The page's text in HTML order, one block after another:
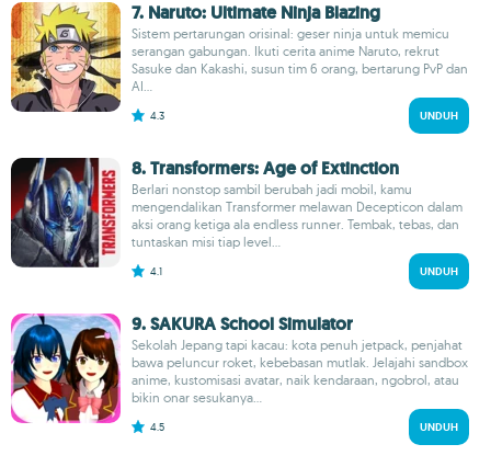
7. Naruto: Ultimate Ninja Blazing
Sistem pertarungan orisinal: geser ninja untuk memicu
serangan gabungan. Ikuti cerita anime Naruto, rekrut
Sasuke dan Kakashi, susun tim 6 orang, bertarung PvP dan
AI...
4.3 UNDUH
8. Transformers: Age of Extinction
Berlari nonstop sambil berubah jadi mobil, kamu
mengendalikan Transformer melawan Decepticon dalam
aksi orang ketiga ala endless runner. Tembak, tebas, dan
tuntaskan misi tiap level...
4.1 UNDUH
9. SAKURA School Simulator
Sekolah Jepang tapi kacau: kota penuh jetpack, penjahat
bawa peluncur roket, kebebasan mutlak. Jelajahi sandbox
anime, kustomisasi avatar, naik kendaraan, ngobrol, atau
bikin onar sesukanya...
4.5 UNDUH